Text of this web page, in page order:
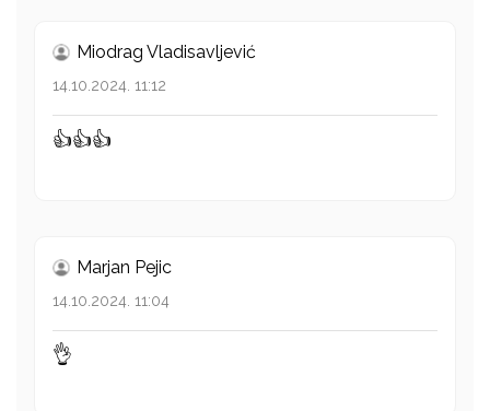
Miodrag Vladisavljević
14.10.2024. 11:12
👍👍👍
Marjan Pejic
14.10.2024. 11:04
👌